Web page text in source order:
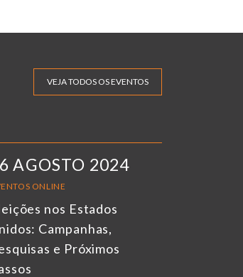
VEJA TODOS OS EVENTOS
AGOSTO 2024
ONLINE
nos Estados
Campanhas,
e Próximos